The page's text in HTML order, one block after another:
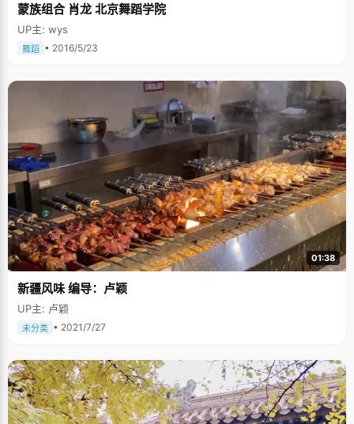
蒙族组合 肖龙 北京舞蹈学院
UP主: wys
舞蹈 • 2016/5/23
01:38
新疆风味 编导：卢颖
UP主: 卢颖
未分类 • 2021/7/27